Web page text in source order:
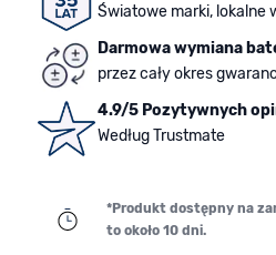
Światowe marki, lokalne
Darmowa wymiana
przez cały okres
4.9/5 Pozytywnych
Według Trustmate
*Produkt dostępny na
to około 10 dni.